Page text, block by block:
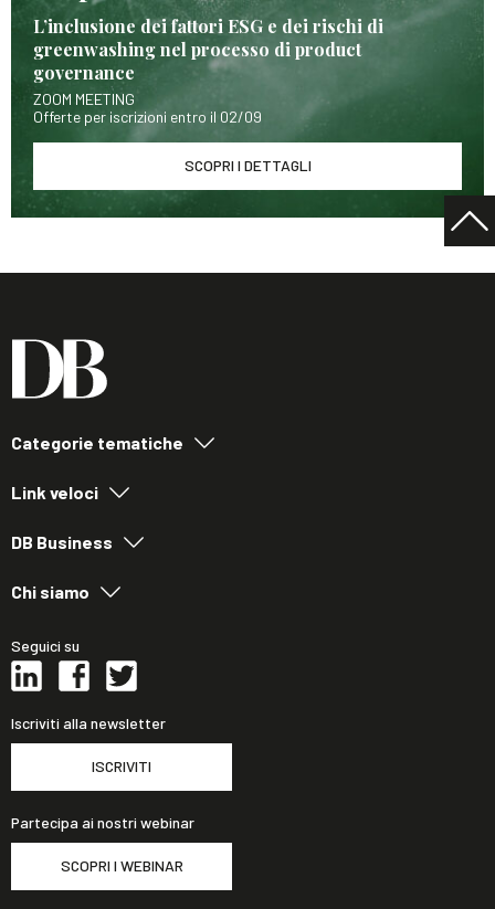
L’inclusione dei fattori ESG e dei rischi di
greenwashing nel processo di product
governance
ZOOM MEETING
Offerte per iscrizioni entro il 02/09
SCOPRI I DETTAGLI
Categorie tematiche
Link veloci
DB Business
Chi siamo
Seguici su
Iscriviti alla newsletter
ISCRIVITI
Partecipa ai nostri webinar
SCOPRI I WEBINAR